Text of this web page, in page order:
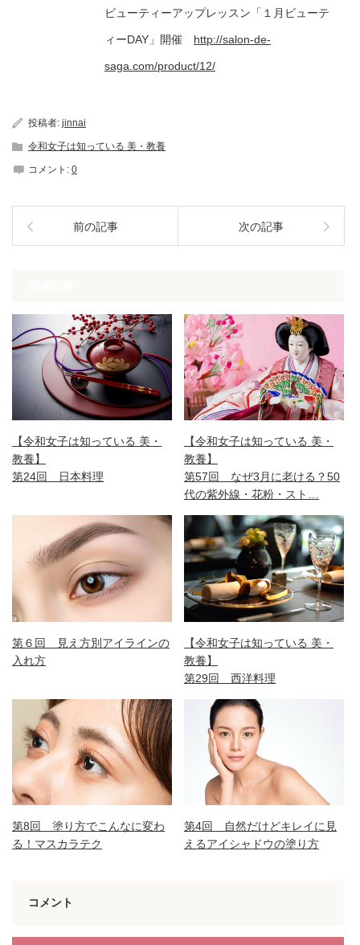
ビューティーアップレッスン「１月ビューテ
ィーDAY」開催 http://salon-de-
saga.com/product/12/
投稿者: jinnai
令和女子は知っている 美・教養
コメント: 0
前の記事 次の記事
【令和女子は知っている 美・
教養】
第24回 日本料理
【令和女子は知っている 美・
教養】
第57回 なぜ3月に老ける？50
代の紫外線・花粉・スト…
第６回 見え方別アイラインの
入れ方
【令和女子は知っている 美・
教養】
第29回 西洋料理
第8回 塗り方でこんなに変わ
る！マスカラテク
第4回 自然だけどキレイに見
えるアイシャドウの塗り方
コメント